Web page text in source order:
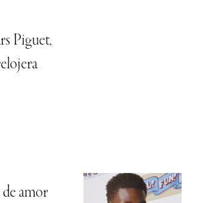
Piguet,
amor